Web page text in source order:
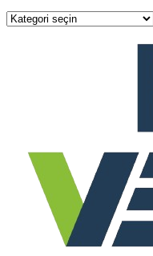
Kategoriler